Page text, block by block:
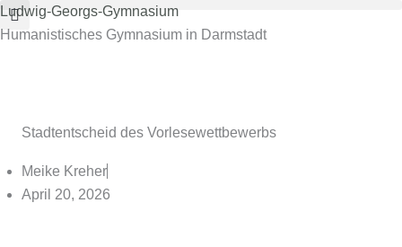
Zum
Inhalt
Ludwig-Georgs-Gymnasium
Humanistisches Gymnasium in Darmstadt
Stadtentscheid des Vorlesewettbewerbs
Meike Kreher
April 20, 2026